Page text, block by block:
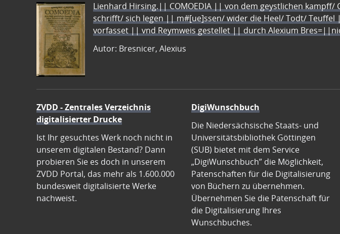
Lienhard Hirsing.|| COMOEDIA || von dem geystlichen
schrifft/ sich legen || m#[ue]ssen/ wider die Heel/ Todt/
vorfasset || vnd Reymweis gestellet || durch Alexium
Autor: Bresnicer, Alexius
ZVDD - Zentrales Verzeichnis
digitalisierter Drucke
Ist Ihr gesuchtes Werk noch nicht in
unserem digitalen Bestand? Dann
probieren Sie es doch in unserem
ZVDD Portal, das mehr als 1.600.000
bundesweit digitalisierte Werke
nachweist.
DigiWunschbuch
Die Niedersächsische Staats- und
Universitätsbibliothek Göttingen
(SUB) bietet mit dem Service
„DigiWunschbuch” die Möglichkeit,
Patenschaften für die Digitalisierung
von Büchern zu übernehmen.
Übernehmen Sie die Patenschaft für
die Digitalisierung Ihres
Wunschbuches.